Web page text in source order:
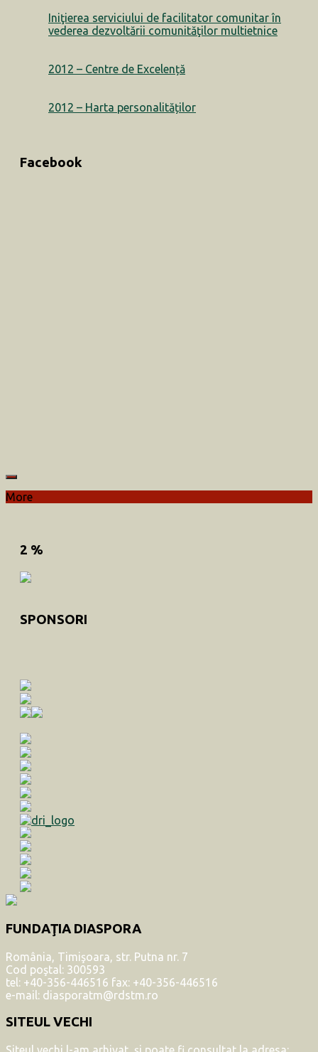
Iniţierea serviciului de facilitator comunitar în
vederea dezvoltării comunităţilor multietnice
2012 – Centre de Excelență
2012 – Harta personalităților
Facebook
More
2 %
SPONSORI
FUNDAŢIA DIASPORA
România, Timişoara, str. Putna nr. 7
Cod poştal: 300593
tel: +40-356-446516 fax: +40-356-446516
e-mail: diasporatm@rdstm.ro
SITEUL VECHI